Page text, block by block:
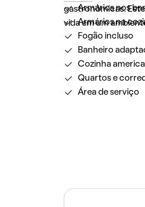
gastronômicas.
vida em um
Armários nos
Armários na
Fogão incluso
Banheiro
Cozinha
Quartos e
Área de serviço